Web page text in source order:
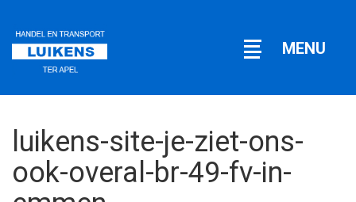
Open
MENU
luikens-site-je-ziet-ons-
ook-overal-br-49-fv-in-